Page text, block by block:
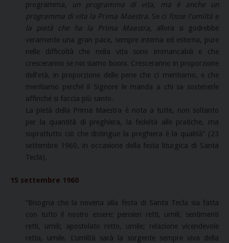
programma,
un programma di vita, ma è anche un
programma di vita la Prima Maestra. Se ci fosse l’umiltà e
la pietà che ha la Prima Maestra, allora si godrebbe
veramente una gran pace, sempre interna ed esterna, pure
nelle difficoltà che nella vita sono immancabili e che
cresceranno se noi siamo buoni. Cresceranno in proporzione
dell’età, in proporzione delle pene che ci meritiamo, e che
meritiamo perché il Signore le manda a chi sa sostenerle
affinché si faccia più santo.
La pietà della Prima Maestra è nota a tutte, non soltanto
per la quantità di preghiera, la fedeltà alle pratiche, ma
soprattutto ciò che distingue la preghiera è la qualità” (23
settembre 1960, in occasione della festa liturgica di Santa
Tecla).
15 settembre 1960
“Bisogna che la novena alla festa di Santa Tecla sia fatta
con tutto il nostro essere: pensieri retti, umili; sentimenti
retti, umili; apostolato retto, umile; relazione vicendevole
retta, umile. L’umiltà sarà la sorgente sempre viva della